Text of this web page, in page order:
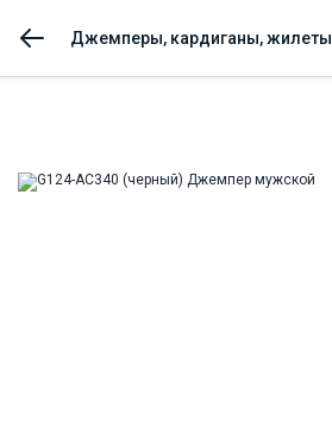
Джемперы, кардиганы, жилеты